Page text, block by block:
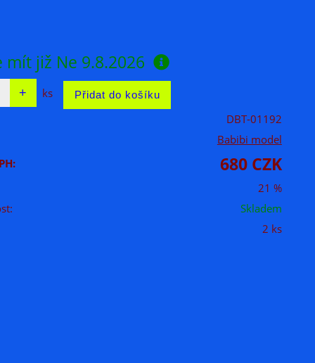
mít již Ne 9.8.2026
ks
DBT-01192
Babibi model
680 CZK
21 %
Skladem
2 ks